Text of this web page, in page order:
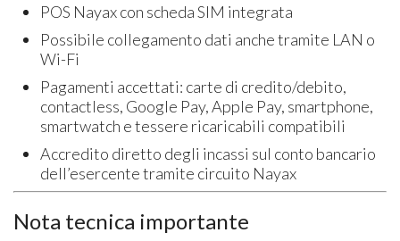
POS Nayax con scheda SIM integrata
Possibile collegamento dati anche tramite LAN o
Wi-Fi
Pagamenti accettati: carte di credito/debito,
contactless, Google Pay, Apple Pay, smartphone,
smartwatch e tessere ricaricabili compatibili
Accredito diretto degli incassi sul conto bancario
dell’esercente tramite circuito Nayax
Nota tecnica importante